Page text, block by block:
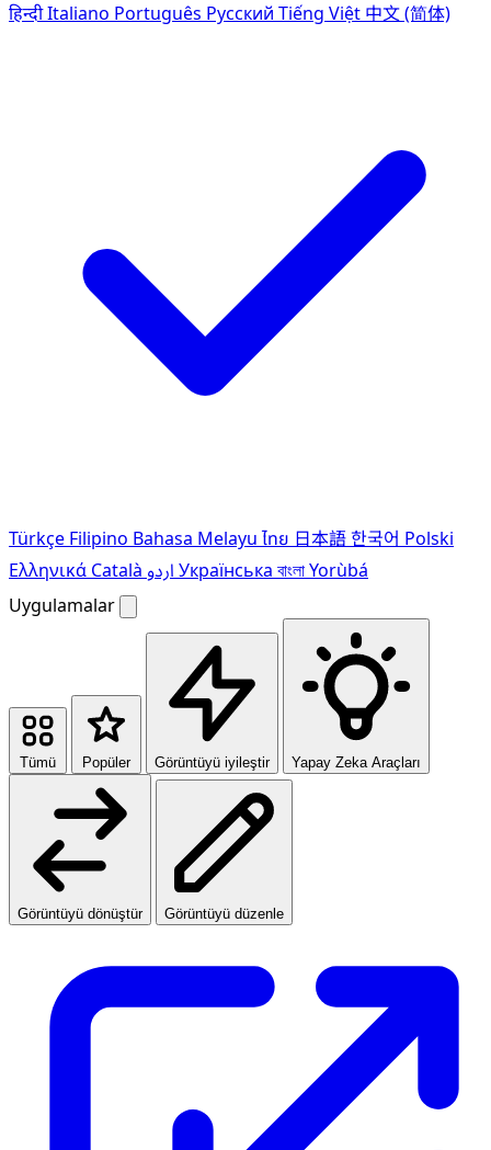
हिन्दीItaliano Português Pусский Tiếng Việt 中文 (简体)
Türkçe Filipino Bahasa Melayu ไทย 日本語한국어 Polski
Ελληνικά Català Українська বাংলাYorùbá
Uygulamalar
Tümü Popüler Görüntüyü iyileştir Yapay Zeka Araçları
Görüntüyü dönüştür Görüntüyü düzenle